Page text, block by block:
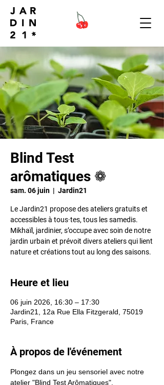
Blind Test
arômatiques ❁
sam. 06 juin
  |
Jardin21
Le Jardin21 propose des ateliers gratuits et
accessibles à tous·tes, tous les samedis.
Mikhaïl, jardinier, s’occupe avec soin de notre
jardin urbain et prévoit divers ateliers qui lient
nature et créations tout au long des saisons.
Heure et lieu
06 juin 2026, 16:30 – 17:30
Jardin21, 12a Rue Ella Fitzgerald, 75019
Paris, France
À propos de l'événement
Plongez dans un jeu sensoriel avec notre
atelier "Blind Test Arômatiques".